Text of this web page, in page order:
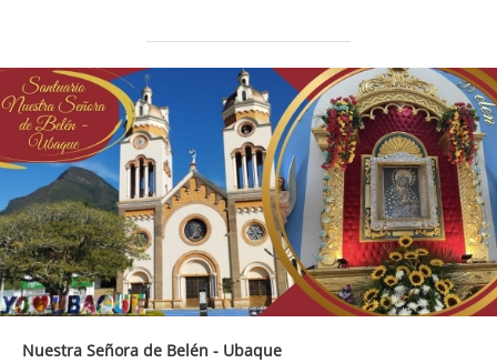
Nuestra Señora de Belén - Ubaque